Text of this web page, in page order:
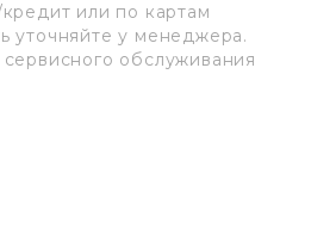
или по картам
уточняйте у менеджера.
обслуживания